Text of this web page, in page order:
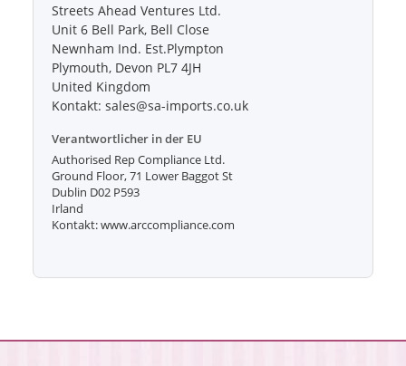
Streets Ahead Ventures Ltd.
Unit 6 Bell Park, Bell Close
Newnham Ind. Est.Plympton
Plymouth, Devon PL7 4JH
United Kingdom
Kontakt: sales@sa-imports.co.uk
Verantwortlicher in der EU
Authorised Rep Compliance Ltd.
Ground Floor, 71 Lower Baggot St
Dublin D02 P593
Irland
Kontakt: www.arccompliance.com